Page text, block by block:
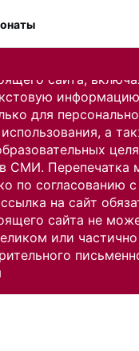
сайта,
для
а
СМИ. Перепечатка
по согласованию
на сайт
сайта не
или